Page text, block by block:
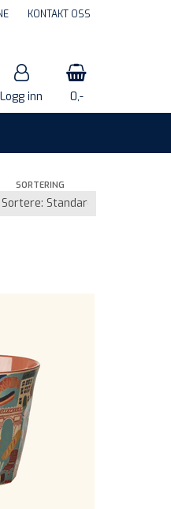
KONTAKT OSS
Logg inn 0,-
SORTERING